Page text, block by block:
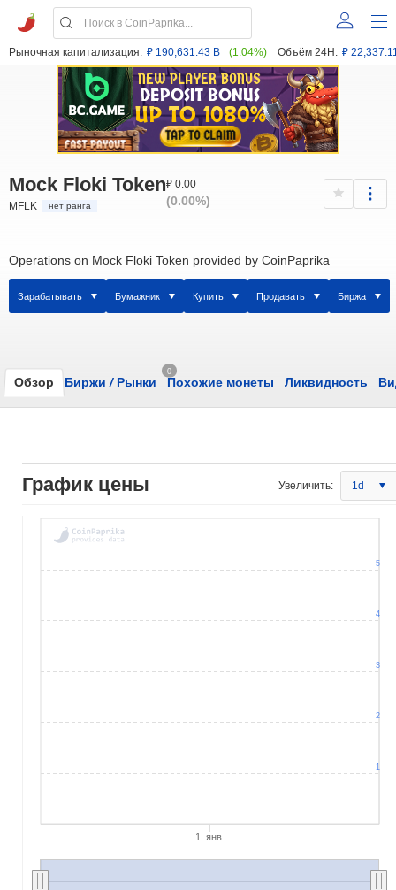
Рыночная капитализация: ₽ 190,631.43 B (1.04%) Объём 24H: ₽
Mock Floki Token
MFLK нет ранга
₽ 0.00
(0.00%)
Operations on Mock Floki Token provided by CoinPaprika
Зарабатывать Бумажник Купить Продавать Биржа
Обзор Биржи /Рынки
0
Похожие монеты Ликвидность
График цены Увеличить: 1d
1. янв.
1
2
3
4
5